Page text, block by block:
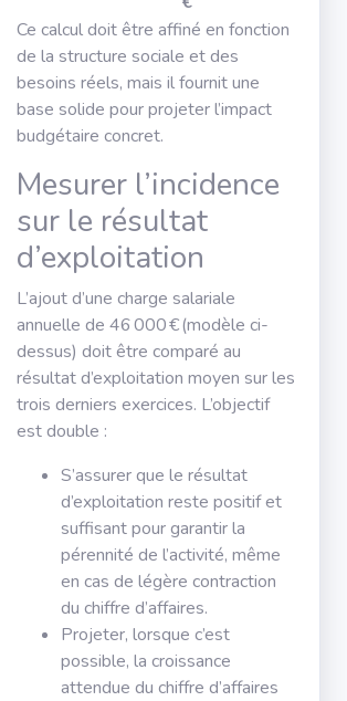
Ce calcul doit être affiné en fonction
de la structure sociale et des
besoins réels, mais il fournit une
base solide pour projeter l’impact
budgétaire concret.
Mesurer l’incidence
sur le résultat
d’exploitation
L’ajout d’une charge salariale
annuelle de 46 000 € (modèle ci-
dessus) doit être comparé au
résultat d’exploitation moyen sur les
trois derniers exercices. L’objectif
est double :
S’assurer que le résultat
d’exploitation reste positif et
suffisant pour garantir la
pérennité de l’activité, même
en cas de légère contraction
du chiffre d’affaires.
Projeter, lorsque c’est
possible, la croissance
attendue du chiffre d’affaires